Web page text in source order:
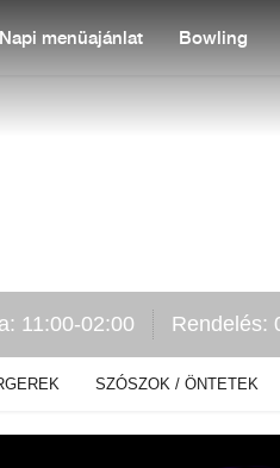
Napi menüajánlat Bowling
11:00-02:00 Rendelés:
SZÓSZOK / ÖNTETEK